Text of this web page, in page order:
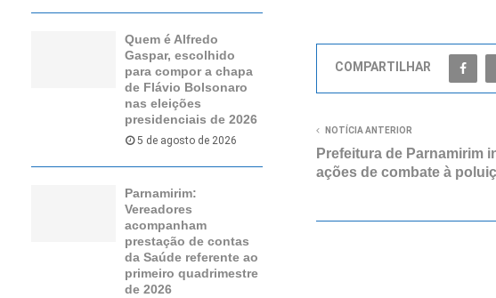
COMPARTILHAR
NOTÍCIA ANTERIOR
Prefeitura de Parnamirim
ações de combate à
Quem é Alfredo
Gaspar, escolhido
para compor a chapa
de Flávio Bolsonaro
nas eleições
presidenciais de 2026
5 de agosto de 2026
Parnamirim:
Vereadores
acompanham
prestação de contas
da Saúde referente ao
primeiro quadrimestre
de 2026